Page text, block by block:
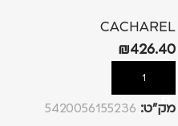
CACHAREL
₪426.40
הוספה לסל
מק”ט: 5420056155236